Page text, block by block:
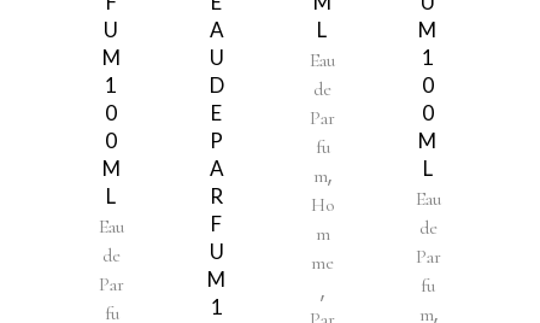
U
M
1
0
0
M
L
Eau
de
Par
fu
A
U
D
E
P
A
R
F
U
M
1
L
Eau
de
Par
fu
m,
Ho
m
me
,
M
1
0
0
M
L
Eau
de
Par
fu
m,